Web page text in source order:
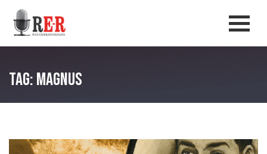
Salta al contenuto principale
Tag: Magnus